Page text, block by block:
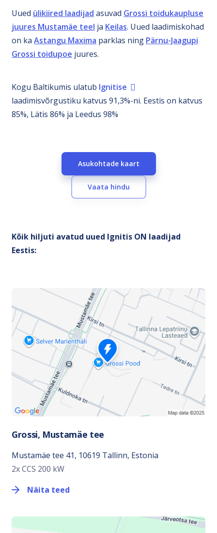
Uued ülikiired laadijad asuvad Grossi toidukaupluse
juures Mustamäe teel ja Keilas. Uued laadimiskohad
on ka Astangu Maxima parklas ning Pärnu-Jaagupi
Grossi toidupoe juures.
Kogu Baltikumis ulatub Ignitise
laadimisvõrgustiku katvus 91,3%-ni. Eestis on katvus
85%, Lätis 86% ja Leedus 98%
Asukohtade kaart
Vaata hindu
Kõik hiljuti avatud uued Ignitis ON laadijad
Eestis:
Grossi, Mustamäe tee
Mustamäe tee 41, 10619 Tallinn, Estonia
2x CCS 200 kW
Näita teed